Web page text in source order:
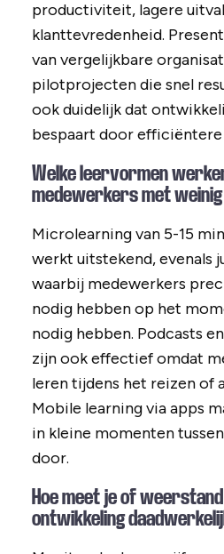
productiviteit, lagere
klanttevredenheid.
van vergelijkbare
pilotprojecten die snel
ook duidelijk dat
bespaart door
Welke leervormen
medewerkers met
Microlearning van 5-15
werkt uitstekend, evenals
waarbij medewerkers
nodig hebben op het
nodig hebben. Podcasts
zijn ook effectief omdat
leren tijdens het reizen of
Mobile learning via apps
in kleine momenten
door.
Hoe meet je of
ontwikkeling